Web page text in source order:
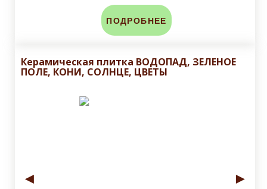
ПОДРОБНЕЕ
Керамическая плитка ВОДОПАД, ЗЕЛЕНОЕ
ПОЛЕ, КОНИ, СОЛНЦЕ, ЦВЕТЫ
◄ ►